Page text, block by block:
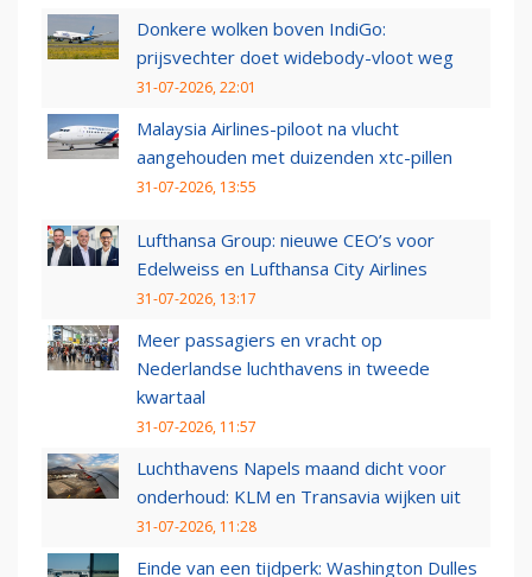
Donkere wolken boven IndiGo:
prijsvechter doet widebody-vloot weg
31-07-2026, 22:01
Malaysia Airlines-piloot na vlucht
aangehouden met duizenden xtc-pillen
31-07-2026, 13:55
Lufthansa Group: nieuwe CEO’s voor
Edelweiss en Lufthansa City Airlines
31-07-2026, 13:17
Meer passagiers en vracht op
Nederlandse luchthavens in tweede
kwartaal
31-07-2026, 11:57
Luchthavens Napels maand dicht voor
onderhoud: KLM en Transavia wijken uit
31-07-2026, 11:28
Einde van een tijdperk: Washington Dulles